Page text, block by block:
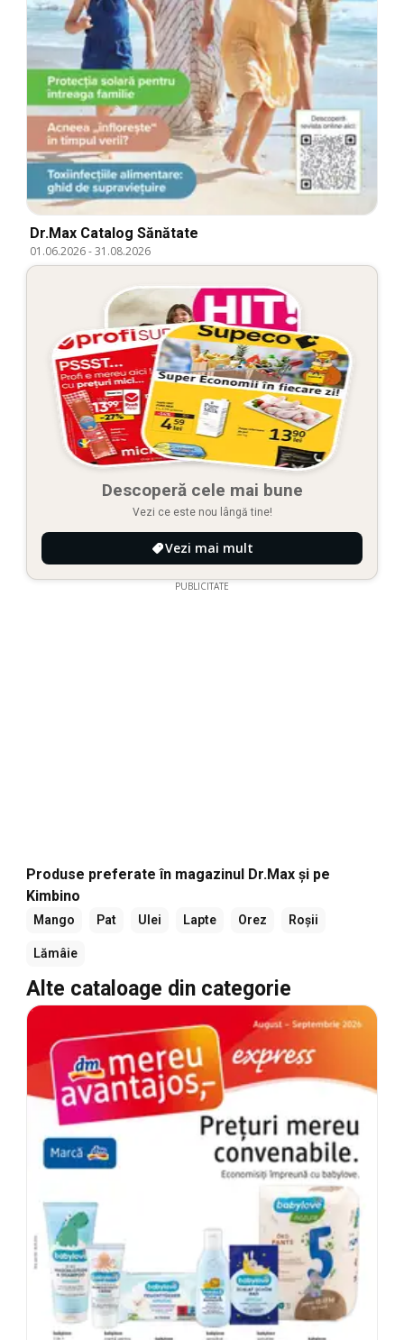
Dr.Max Catalog Sănătate
01.06.2026-31.08.2026
Descoperă cele mai bune
Vezi ce este nou lângă tine!
Vezi mai mult
PUBLICITATE
Produse preferate în magazinul Dr.Max și pe
Kimbino
Mango Pat Ulei Lapte Orez Roșii
Lămâie
Alte cataloage din categorie